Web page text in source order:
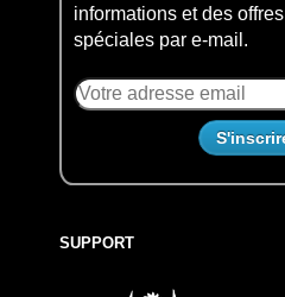
informations et des offres
spéciales par e-mail.
SUPPORT